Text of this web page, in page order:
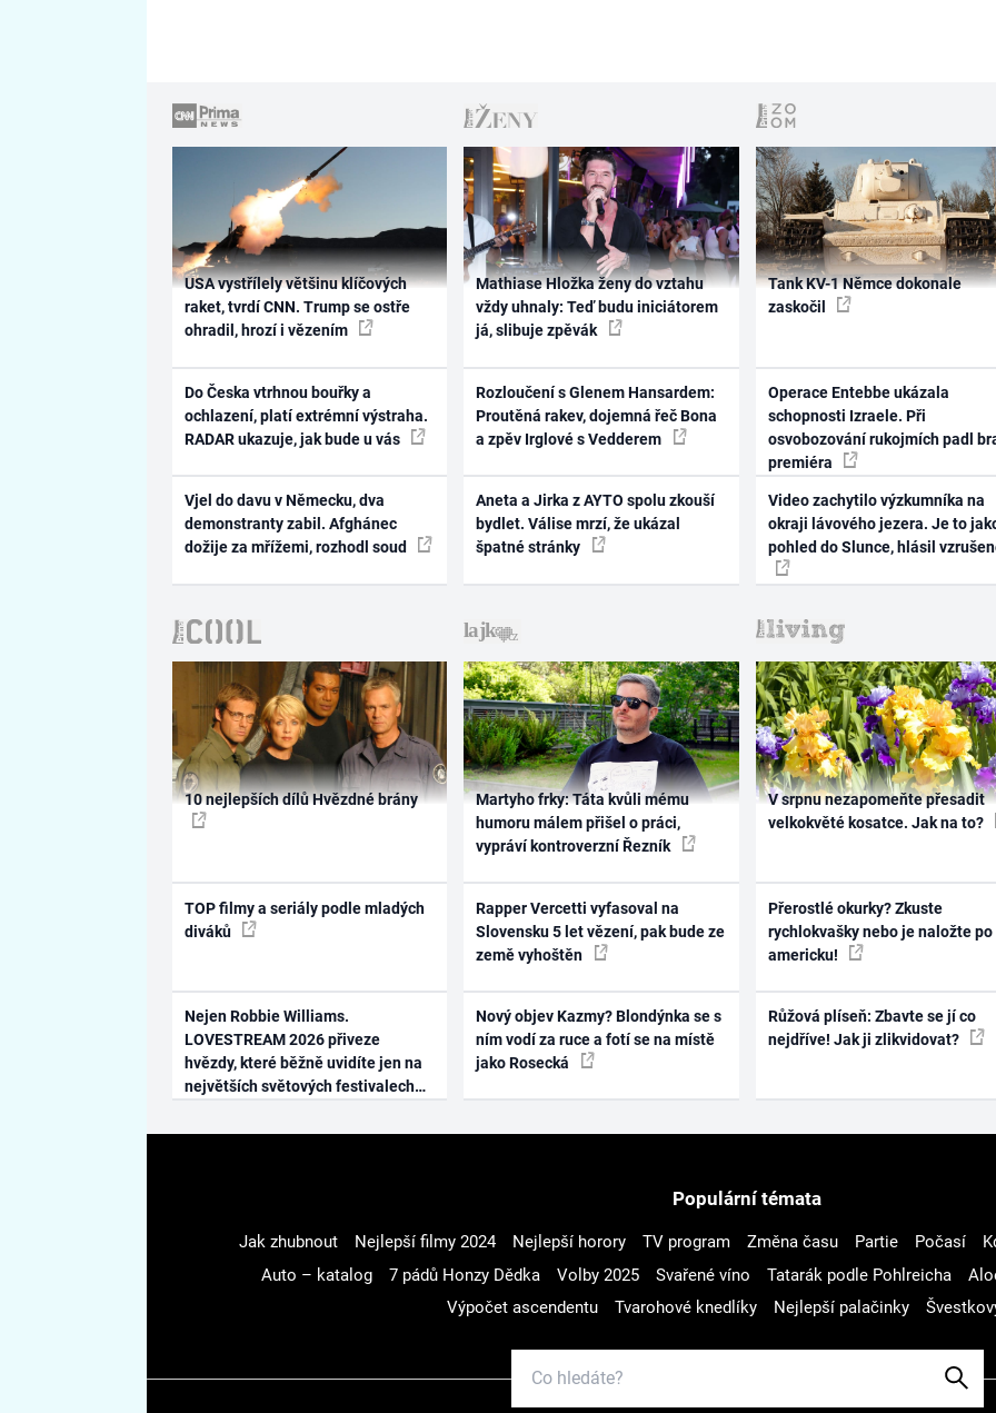
USA vystřílely většinu klíčových
raket, tvrdí CNN. Trump se ostře
ohradil, hrozí i vězením
Do Česka vtrhnou bouřky a
ochlazení, platí extrémní výstraha.
RADAR ukazuje, jak bude u vás
Vjel do davu v Německu, dva
demonstranty zabil. Afghánec
dožije za mřížemi, rozhodl soud
Mathiase Hložka ženy do vztahu
vždy uhnaly: Teď budu iniciátorem
já, slibuje zpěvák
Rozloučení s Glenem Hansardem:
Proutěná rakev, dojemná řeč Bona
a zpěv Irglové s Vedderem
Aneta a Jirka z AYTO spolu zkouší
bydlet. Válise mrzí, že ukázal
špatné stránky
Tank KV-1 Němce dokonale
zaskočil
Operace Entebbe ukázala
schopnosti Izraele. Při
osvobozování rukojmích padl
premiéra
Video zachytilo výzkumníka na
okraji lávového jezera. Je to
pohled do Slunce, hlásil
10 nejlepších dílů Hvězdné brány
TOP filmy a seriály podle mladých
diváků
Nejen Robbie Williams.
LOVESTREAM 2026 přiveze
hvězdy, které běžně uvidíte jen na
největších světových festivalech
Martyho frky: Táta kvůli mému
humoru málem přišel o práci,
vypráví kontroverzní Řezník
Rapper Vercetti vyfasoval na
Slovensku 5 let vězení, pak bude ze
země vyhoštěn
Nový objev Kazmy? Blondýnka se s
ním vodí za ruce a fotí se na místě
jako Rosecká
V srpnu nezapomeňte přesadit
velkokvěté kosatce. Jak na to?
Přerostlé okurky? Zkuste
rychlokvašky nebo je naložte po
americku!
Růžová plíseň: Zbavte se jí co
nejdříve! Jak ji zlikvidovat?
Populární témata
Jak zhubnout Nejlepší filmy 2024 Nejlepší horory TV program Změna času Partie Počasí
Auto – katalog
7 pádů Honzy Dědka Volby 2025 Svařené víno Tatarák podle Pohlreicha
Výpočet ascendentu
Tvarohové knedlíky Nejlepší palačinky